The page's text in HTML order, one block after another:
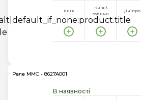
Київ
Київ 3
години
Дніпро
Реле MMC - 8627A001
В наявності